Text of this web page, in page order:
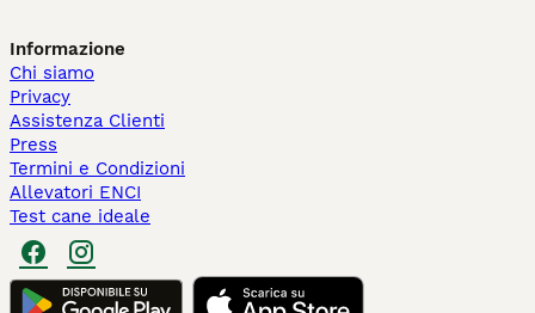
Informazione
Chi siamo
Privacy
Assistenza Clienti
Press
Termini e Condizioni
Allevatori ENCI
Test cane ideale